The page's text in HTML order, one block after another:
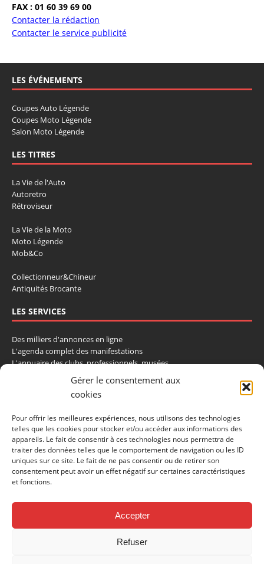
Gérer le consentement aux
cookies
Pour offrir les meilleures expériences, nous utilisons des technologies
telles que les cookies pour stocker et/ou accéder aux informations des
appareils. Le fait de consentir à ces technologies nous permettra de
traiter des données telles que le comportement de navigation ou les ID
uniques sur ce site. Le fait de ne pas consentir ou de retirer son
consentement peut avoir un effet négatif sur certaines caractéristiques
et fonctions.
Accepter
Refuser
FAX : 01 60 39 69 00
Contacter la rédaction
Contacter le service publicité
LES ÉVÉNEMENTS
Coupes Auto Légende
Coupes Moto Légende
Salon Moto Légende
LES TITRES
La Vie de l'Auto
Autoretro
Rétroviseur
La Vie de la Moto
Moto Légende
Mob&Co
Collectionneur&Chineur
Antiquités Brocante
LES SERVICES
Des milliers d'annonces en ligne
L'agenda complet des manifestations
L'annuaire des clubs, professionnels, musées
La cote et les ventes aux enchères
La Boutique du Collectionneur
CONTACTEZ-NOUS
LA VIE DE L'AUTO
BP 40419
77309 Fontainebleau Cedex
Fax: 01 60 39 69 00
Nous contacter par email